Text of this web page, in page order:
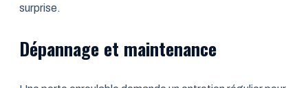
surprise.
Dépannage et maintenance